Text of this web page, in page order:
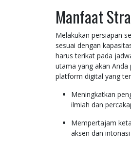
Manfaat
Melakukan persiapan
sesuai dengan
harus terikat pada
utama yang akan
platform digital yang
Meningkatkan
ilmiah dan
Mempertajam
aksen dan